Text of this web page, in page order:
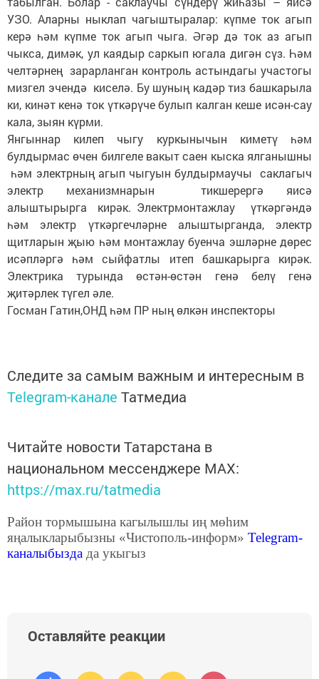
УЗО. Аларны ныклап чагыштыралар: күпме ток агып
керә һәм күпме ток агып чыга. Әгәр дә ток аз агып
чыкса, димәк, ул каядыр саркып югала дигән сүз. Һәм
челтәрнең зарарланган контроль астындагы участогы
мизгел эчендә киселә. Бу шуның кадәр тиз башкарыла
ки, кинәт кенә ток үткәрүче булып калган кеше исән-сау
кала, зыян күрми.
Янгыннар килеп чыгу куркынычын киметү һәм
булдырмас өчен билгеле вакыт саен кыска ялганышны
һәм электрның агып чыгуын булдырмаучы саклагыч
электр механизмнарын тикшерергә яисә
алыштырырга кирәк. Электрмонтажлау үткәргәндә
һәм электр үткәргечләрне алыштырганда, электр
щитларын җыю һәм монтажлау буенча эшләрне дөрес
исәпләргә һәм сыйфатлы итеп башкарырга кирәк.
Электрика турында өстән-өстән генә белү генә
җитәрлек түгел әле.
Госман Гатин,ОНД һәм ПР ның өлкән инспекторы
Следите за самым важным и интересным в
Telegram-канале Татмедиа
Читайте новости Татарстана в
национальном мессенджере MАХ:
https://max.ru/tatmedia
Район тормышына кагылышлы иң мөһим
яңалыкларыбызны «Чистополь-информ» Telegram-
каналыбызда да укыгыз
Оставляйте реакции